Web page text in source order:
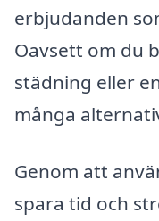
erbjudanden
Oavsett om du
städning eller
många
Genom att
spara tid och